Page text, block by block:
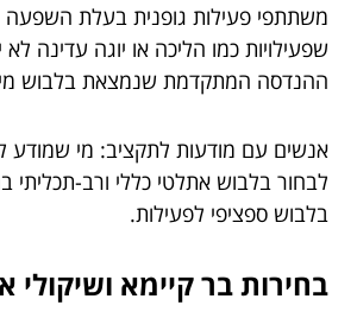
משתתפי פעילות גופנית בעלת השפעה
שפעילויות כמו הליכה או יוגה עדינה
ההנדסה המתקדמת שנמצאת בלבוש
אנשים עם מודעות לתקציב: מי שמודע
לבחור בלבוש אתלטי כללי ורב-תכליתי
בלבוש ספציפי לפעילות.
בחירות בר קיימא ושיקולי